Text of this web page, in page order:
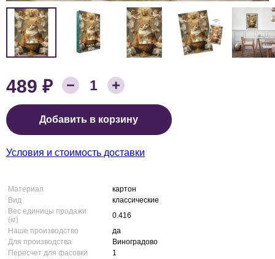
Цена:
489 ₽ Количество товара:
1
Добавить в корзину
Условия и стоимость доставки
Материал
картон
Вид
классические
Вес единицы продажи
(кг)
0.416
Наше производство
да
Для производства
Виноградово
Пересчет для фасовки
1